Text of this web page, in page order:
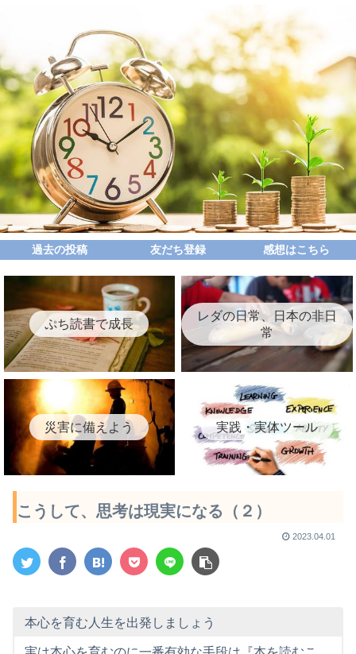
過去の投稿 友だち登録 感想はこちら
ぷち読書で成長
レダの日常、日本の非日
常
災害に備えよう 実践・実体ツール
こうして、思考は現実になる（２）
2023.04.01
本心を育む人生を出発しましょう